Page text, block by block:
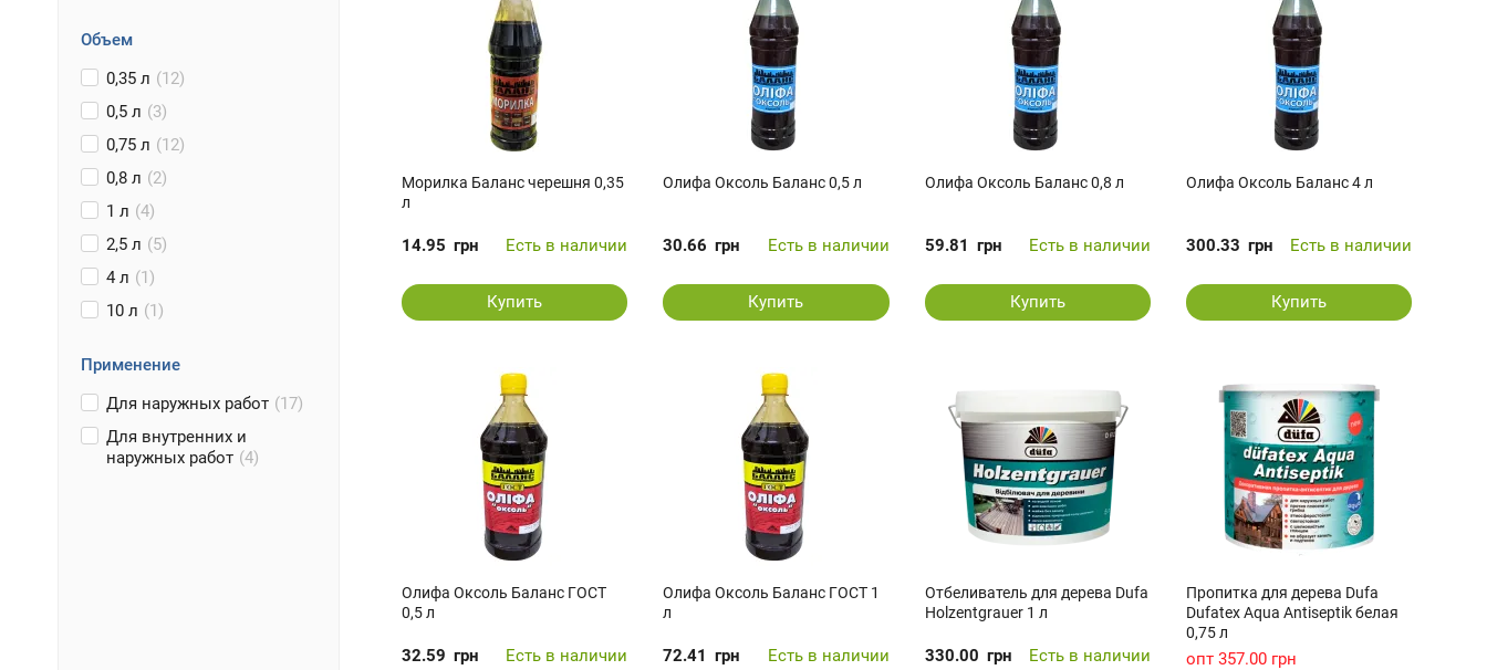
Объем
0,35 л (12)
0,5 л (3)
0,75 л (12)
0,8 л (2)
1 л (4)
2,5 л (5)
4 л (1)
10 л (1)
Применение
Для наружных работ (17)
Для внутренних и
наружных работ (4)
Морилка Баланс черешня 0,35
л
14.95 грн Есть в наличии
Купить
Олифа Оксоль Баланс 0,5 л
30.66 грн Есть в наличии
Купить
Олифа Оксоль Баланс 0,8 л
59.81 грн Есть в наличии
Купить
Олифа Оксоль Баланс 4 л
300.33 грн Есть в наличии
Купить
Олифа Оксоль Баланс ГОСТ
0,5 л
32.59 грн Есть в наличии
Олифа Оксоль Баланс ГОСТ 1
л
72.41 грн Есть в наличии
Отбеливатель для дерева Dufa
Ноlzentgrauer 1 л
330.00 грн Есть в наличии
Пропитка для дерева Dufa
Dufatex Aqua Antiseptik белая
0,75 л
опт 357.00 грн